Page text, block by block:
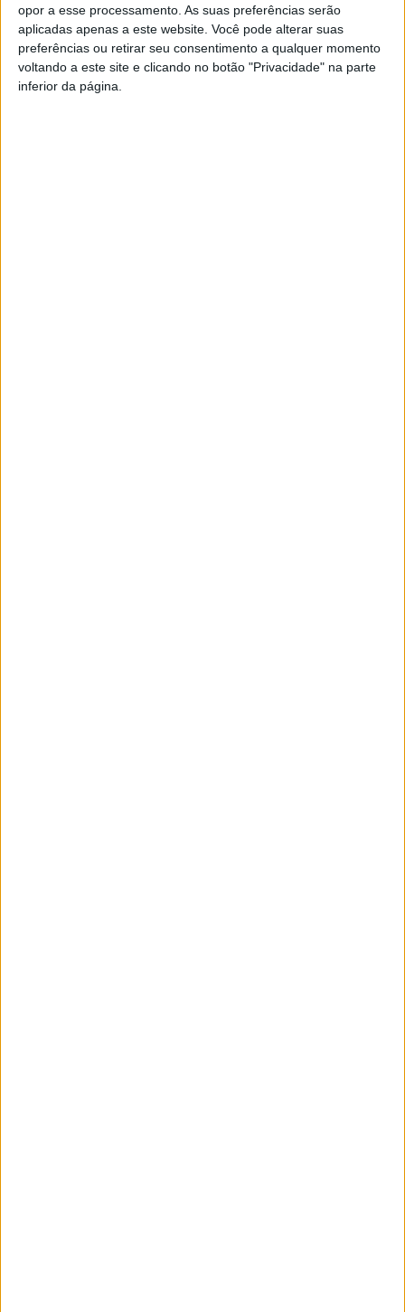
opor a esse processamento. As suas preferências serão
aplicadas apenas a este website. Você pode alterar suas
preferências ou retirar seu consentimento a qualquer momento
voltando a este site e clicando no botão "Privacidade" na parte
inferior da página.